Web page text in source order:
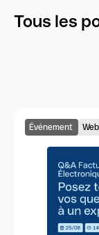
Tous les
Événement